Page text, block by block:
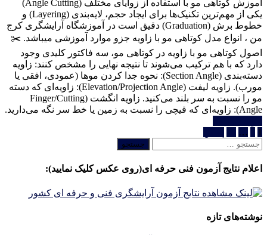
آموزش کوتاهی مو با استفاده از زوایای مختلف (Angle Cutting)
یکی از مهم‌ترین تکنیک‌ها برای ایجاد حجم، لایه‌بندی (Layering) و
خطوط برش (Graduation) دقیق است در آموزشگاه آرایشگری کرج
من ، انواع مدل کوتاهی مو با زاویه جزو موارد آموزشی میباشد. ✂️
اصول کوتاهی مو با زاویه در کوتاهی مو، سه فاکتور کلیدی وجود
دارد که با هم ترکیب می‌شوند تا نتیجه نهایی را مشخص کنند: زاویه
دسته‌بندی (Section Angle): نحوه جدا کردن موها (عمودی، افقی یا
مورب). زاویه لیفت (Elevation/Projection Angle): زاویه‌ای که دسته
مو را نسبت به سر بلند می‌کنید. زاویه انگشت (Finger/Cutting
Angle): زاویه‌ای که قیچی را نسبت به زمین یا خط سر نگه می‌دارید.
صفحه‌بندی
نوشته‌ها
1
…
جستجو
اعلام نتایج آزمون فنی حرفه ای(روی عکس کلیک نمایید):
نوشته‌های تازه